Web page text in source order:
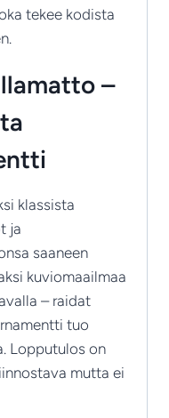
tekee kodista
–
klassista
ja
saaneen
kuviomaailmaa
– raidat
tuo
Lopputulos on
mutta ei